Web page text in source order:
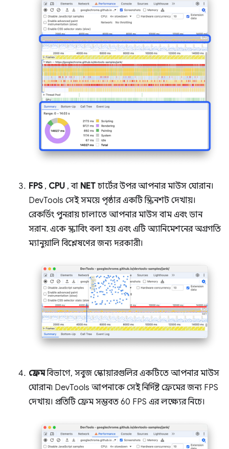
FPS, CPU , বা NET চার্টের উপর আপনার মাউস ঘোরান।
DevTools সেই সময়ে পৃষ্ঠার একটি স্ক্রিনশট দেখায়।
রেকর্ডিং পুনরায় চালাতে আপনার মাউস বাম এবং ডান
সরান. একে স্ক্রাবিং বলা হয় এবং এটি অ্যানিমেশনের অগ্রগতি
ম্যানুয়ালি বিশ্লেষণের জন্য দরকারী।
ফ্রেমবিভাগে, সবুজ স্কোয়ারগুলির একটিতে আপনার মাউস
ঘোরান৷ DevTools আপনাকে সেই নির্দিষ্ট ফ্রেমের জন্য FPS
দেখায়। প্রতিটি ফ্রেম সম্ভবত 60 FPS এর লক্ষ্যের নিচে।